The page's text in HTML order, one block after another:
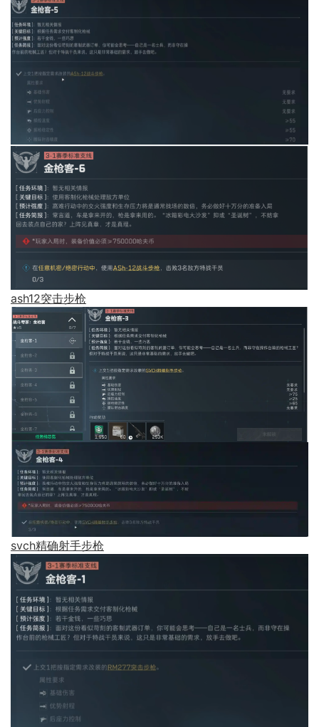
ash12突击步枪
svch精确射手步枪